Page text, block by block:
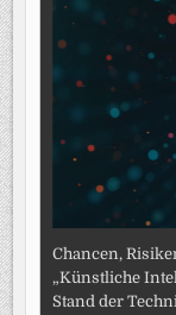
Chancen,
„Künstliche
Stand der